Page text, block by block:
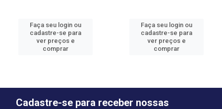
Faça seu login ou
cadastre-se para
ver preços e
comprar
Faça seu login ou
cadastre-se para
ver preços e
comprar
Cadastre-se para receber nossas